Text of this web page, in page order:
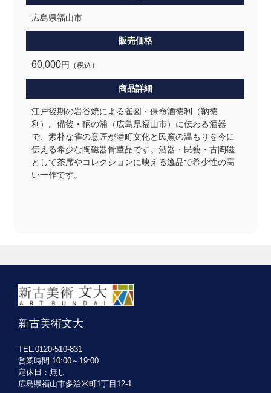
広島県福山市
販売価格
60,000円 （税込）
商品詳細
江戸後期の岩谷焼による雀図・保命酒徳利（鞆徳
利）。備後・鞆の浦（広島県福山市）に伝わる酒器
で、素朴な雀の意匠が港町文化と民窯の温もりを今に
伝える希少な陶磁器骨董品です。酒器・民藝・古陶磁
として茶席やコレクションに映える逸品で希少性の高
い一作です。
新古美術文大
TEL:0120-510-831
営業時間 10:00～19:00
定休日：無し
広島県福山市多治米町1丁目12-1